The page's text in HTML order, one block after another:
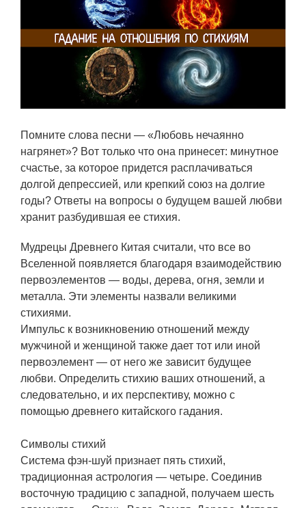
Помните слова песни — «Любовь нечаянно
нагрянет»? Вот только что она принесет: минутное
счастье, за которое придется расплачиваться
долгой депрессией, или крепкий союз на долгие
годы? Ответы на вопросы о будущем вашей любви
хранит разбудившая ее стихия.
Мудрецы Древнего Китая считали, что все во
Вселенной появляется благодаря взаимодействию
первоэлементов — воды, дерева, огня, земли и
металла. Эти элементы назвали великими
стихиями.
Импульс к возникновению отношений между
мужчиной и женщиной также дает тот или иной
первоэлемент — от него же зависит будущее
любви. Определить стихию ваших отношений, а
следовательно, и их перспективу, можно с
помощью древнего китайского гадания.
Символы стихий
Система фэн-шуй признает пять стихий,
традиционная астрология — четыре. Соединив
восточную традицию с западной, получаем шесть